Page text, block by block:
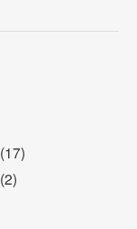
(17)
(2)